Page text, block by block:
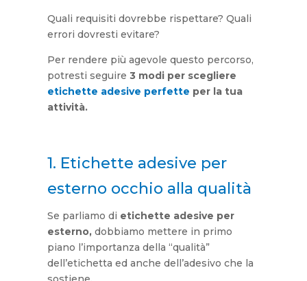
Quali requisiti dovrebbe rispettare? Quali
errori dovresti evitare?
Per rendere più agevole questo percorso,
potresti seguire 3 modi per scegliere
etichette adesive perfette per la tua
attività.
1. Etichette adesive per
esterno occhio alla qualità
Se parliamo di etichette adesive per
esterno, dobbiamo mettere in primo
piano l’importanza della “qualità”
dell’etichetta ed anche dell’adesivo che la